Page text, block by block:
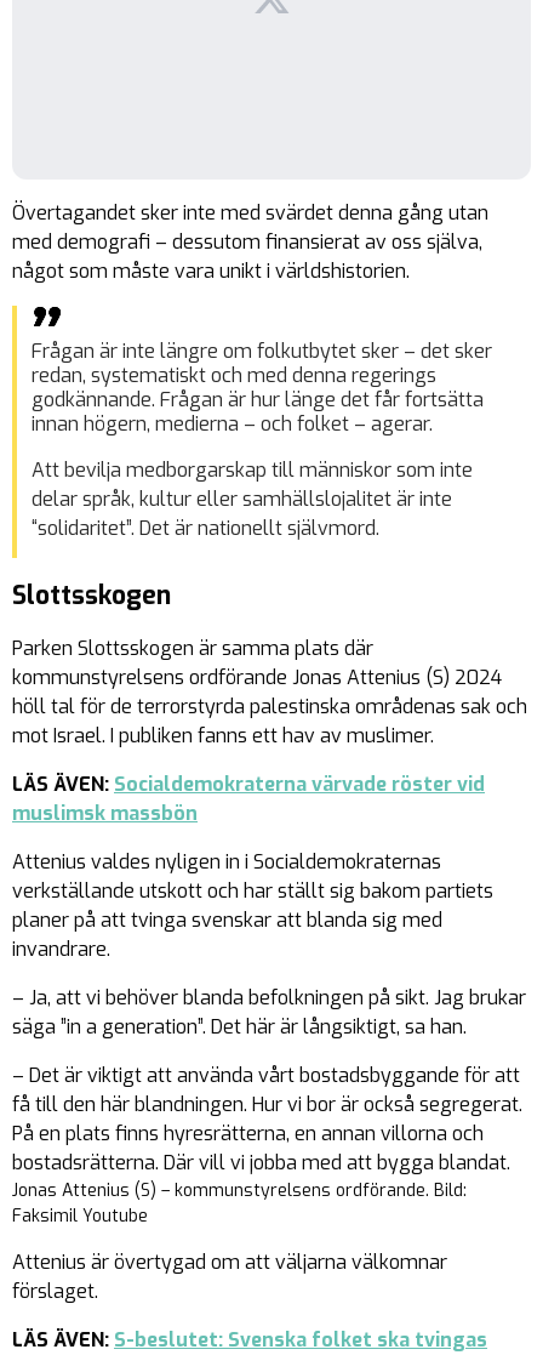
Övertagandet sker inte med svärdet denna gång utan
med demografi – dessutom finansierat av oss själva,
något som måste vara unikt i världshistorien.
Frågan är inte längre om folkutbytet sker – det sker
redan, systematiskt och med denna regerings
godkännande. Frågan är hur länge det får fortsätta
innan högern, medierna – och folket – agerar.
Att bevilja medborgarskap till människor som inte
delar språk, kultur eller samhällslojalitet är inte
“solidaritet”. Det är nationellt självmord.
Slottsskogen
Parken Slottsskogen är samma plats där
kommunstyrelsens ordförande Jonas Attenius (S) 2024
höll tal för de terrorstyrda palestinska områdenas sak och
mot Israel. I publiken fanns ett hav av muslimer.
LÄS ÄVEN: Socialdemokraterna värvade röster vid
muslimsk massbön
Attenius valdes nyligen in i Socialdemokraternas
verkställande utskott och har ställt sig bakom partiets
planer på att tvinga svenskar att blanda sig med
invandrare.
– Ja, att vi behöver blanda befolkningen på sikt. Jag brukar
säga ”in a generation”. Det här är långsiktigt, sa han.
– Det är viktigt att använda vårt bostadsbyggande för att
få till den här blandningen. Hur vi bor är också segregerat.
På en plats finns hyresrätterna, en annan villorna och
bostadsrätterna. Där vill vi jobba med att bygga blandat.
Jonas Attenius (S) – kommunstyrelsens ordförande. Bild:
Faksimil Youtube
Attenius är övertygad om att väljarna välkomnar
förslaget.
LÄS ÄVEN: S-beslutet: Svenska folket ska tvingas